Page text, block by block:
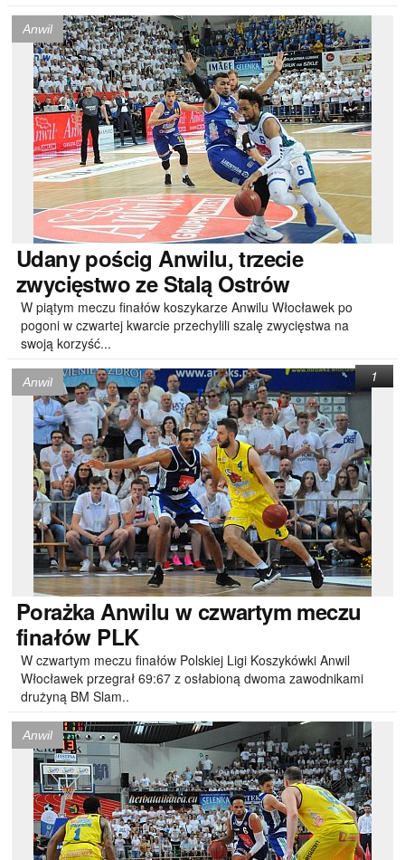
Anwil
Udanypościg Anwilu, trzecie
zwycięstwo ze Stalą Ostrów
W piątym meczu finałów koszykarze Anwilu Włocławek po
pogoni w czwartej kwarcie przechylili szalę zwycięstwa na
swoją korzyść...
Anwil
PorażkaAnwilu w czwartym meczu
finałów PLK
W czwartym meczu finałów Polskiej Ligi Koszykówki Anwil
Włocławek przegrał 69:67 z osłabioną dwoma zawodnikami
drużyną BM Slam..
1
Anwil